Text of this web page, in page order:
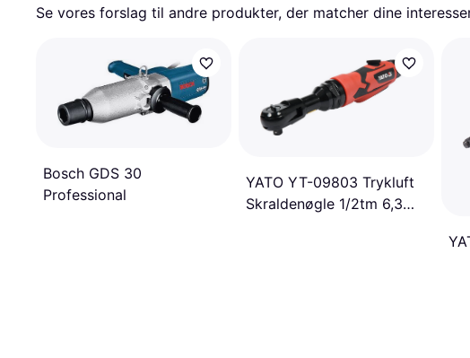
Se vores forslag til andre produkter, der matcher dine
Bosch GDS 30
Professional
YATO YT-09803 Trykluft
Skraldenøgle 1/2tm 6,3